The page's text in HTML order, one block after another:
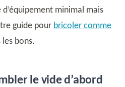
minimal mais
guide pour bricoler comme
les bons.
le vide d’abord